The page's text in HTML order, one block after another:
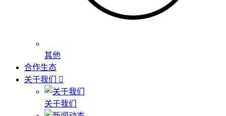
其他
合作生态
关于我们
关于我们